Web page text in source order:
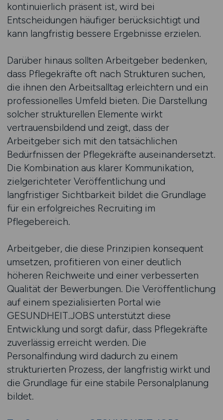
kontinuierlich präsent ist, wird bei
Entscheidungen häufiger berücksichtigt und
kann langfristig bessere Ergebnisse erzielen.
Darüber hinaus sollten Arbeitgeber bedenken,
dass Pflegekräfte oft nach Strukturen suchen,
die ihnen den Arbeitsalltag erleichtern und ein
professionelles Umfeld bieten. Die Darstellung
solcher strukturellen Elemente wirkt
vertrauensbildend und zeigt, dass der
Arbeitgeber sich mit den tatsächlichen
Bedürfnissen der Pflegekräfte auseinandersetzt.
Die Kombination aus klarer Kommunikation,
zielgerichteter Veröffentlichung und
langfristiger Sichtbarkeit bildet die Grundlage
für ein erfolgreiches Recruiting im
Pflegebereich.
Arbeitgeber, die diese Prinzipien konsequent
umsetzen, profitieren von einer deutlich
höheren Reichweite und einer verbesserten
Qualität der Bewerbungen. Die Veröffentlichung
auf einem spezialisierten Portal wie
GESUNDHEIT.JOBS unterstützt diese
Entwicklung und sorgt dafür, dass Pflegekräfte
zuverlässig erreicht werden. Die
Personalfindung wird dadurch zu einem
strukturierten Prozess, der langfristig wirkt und
die Grundlage für eine stabile Personalplanung
bildet.